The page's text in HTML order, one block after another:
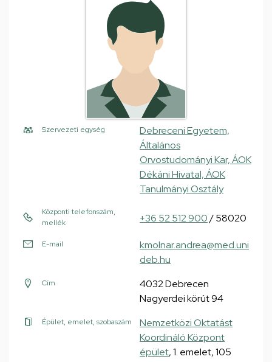
Szervezeti egység
Debreceni Egyetem,
Általános
Orvostudományi Kar, ÁOK
Dékáni Hivatal, ÁOK
Tanulmányi Osztály
Központi telefonszám,
mellék
+36 52 512 900/ 58020
E-mail
kmolnar.andrea@med.uni
deb.hu
Cím
4032 Debrecen
Nagyerdei körút 94
Épület, emelet, szobaszám
Nemzetközi Oktatást
Koordináló Központ
épület, 1. emelet, 105